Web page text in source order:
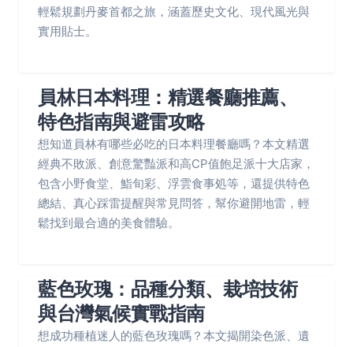
輕鬆規劃丹麥首都之旅，涵蓋歷史文化、現代風光與
實用貼士。
員林日本料理：精選餐廳推薦、
特色指南與避雷攻略
想知道員林有哪些必吃的日本料理餐廳嗎？本文精選
經典不敗派、創意驚豔派和高CP值飽足派十大店家，
包含小野食堂、鮨旬彩、浮雲食事処等，還提供特色
總結、真心踩雷提醒與常見問答，幫你避開地雷，輕
鬆找到最合適的美食體驗。
藍色玫瑰：品種分類、栽培技術
與台灣氣候實戰指南
想成功種植迷人的藍色玫瑰嗎？本文揭開染色派、遺